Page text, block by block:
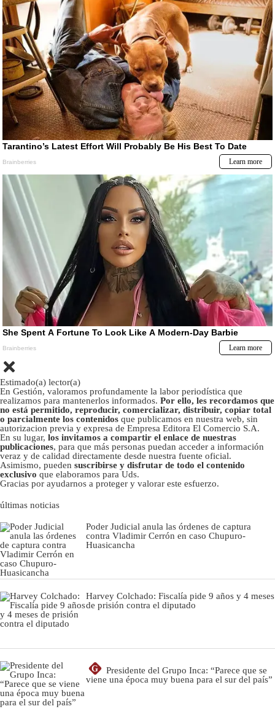
Estimado(a) lector(a)
En Gestión, valoramos profundamente la labor periodística que
realizamos para mantenerlos informados. Por ello, les recordamos que
no está permitido, reproducir, comercializar, distribuir, copiar total
o parcialmente los contenidos que publicamos en nuestra web, sin
autorizacion previa y expresa de Empresa Editora El Comercio S.A.
En su lugar, los invitamos a compartir el enlace de nuestras
publicaciones, para que más personas puedan acceder a información
veraz y de calidad directamente desde nuestra fuente oficial.
Asimismo, pueden suscribirse y disfrutar de todo el contenido
exclusivo que elaboramos para Uds.
Gracias por ayudarnos a proteger y valorar este esfuerzo.
últimas noticias
Poder Judicial anula las órdenes de captura
contra Vladimir Cerrón en caso Chupuro-
Huasicancha
Harvey Colchado: Fiscalía pide 9 años y 4 meses
de prisión contra el diputado
G
Presidente del Grupo Inca: “Parece que se
viene una época muy buena para el sur del país”